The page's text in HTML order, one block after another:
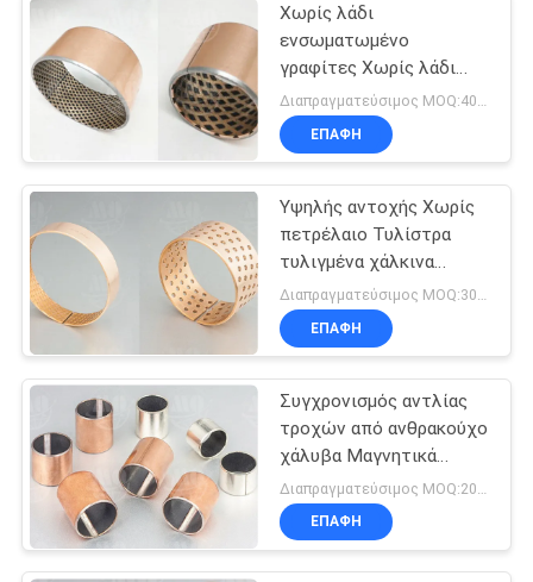
Χωρίς λάδι
ενσωματωμένο
γραφίτες Χωρίς λάδι
χάλκινο μανίκι
μπουσίνες υψηλή
διάσπαση θερμότητας
ΕΠΑΦΉ
Υψηλής αντοχής Χωρίς
πετρέλαιο Τυλίστρα
τυλιγμένα χάλκινα
Τυλίστρα από χάλυβα
Υποστηριζόμενο ρουλέν
ΕΠΑΦΉ
Συγχρονισμός αντλίας
τροχών από ανθρακούχο
χάλυβα Μαγνητικά
ρουλεμάνια
Ηλεκτρομαγνητικά
χωρίς λάδι
ΕΠΑΦΉ